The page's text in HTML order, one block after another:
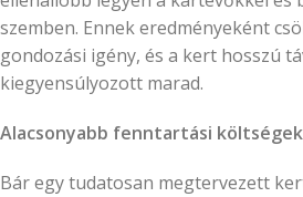
szemben. Ennek eredményeként
gondozási igény, és a kert hosszú
kiegyensúlyozott marad.
Alacsonyabb fenntartási
Bár egy tudatosan megtervezett